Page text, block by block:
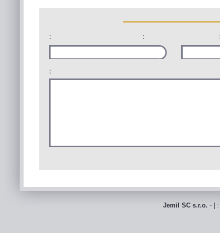
: :
:
Jemil SC s.r.o. - |